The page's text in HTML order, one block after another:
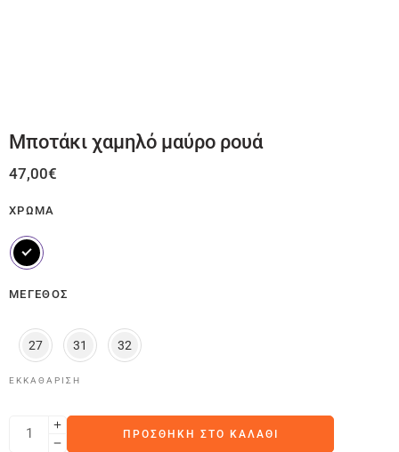
Μποτάκι χαμηλό μαύρο ρουά
47,00€
ΧΡΏΜΑ
ΜΈΓΕΘΟΣ
27 31 32
ΕΚΚΑΘΆΡΙΣΗ
ΠΡΟΣΘΉΚΗ ΣΤΟ ΚΑΛΆΘΙ